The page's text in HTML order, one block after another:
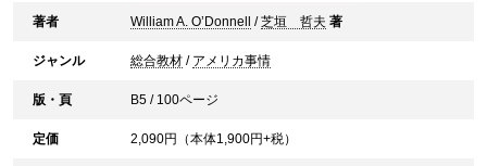
著者 William A. O’Donnell /芝垣 哲夫 著
ジャンル 総合教材 / アメリカ事情
版・頁 B5 / 100ページ
定価 2,090円（本体1,900円+税）